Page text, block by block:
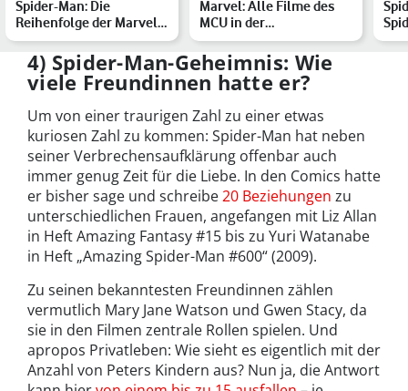
Spider-Man: Die
Reihenfolge der Marvel-
Filme mit Tom Holland
Marvel: Alle Filme des
MCU in der
chronologischen
Reihenfolge
4) Spider-Man-Geheimnis: Wie
viele Freundinnen hatte er?
Um von einer traurigen Zahl zu einer etwas
kuriosen Zahl zu kommen: Spider-Man hat neben
seiner Verbrechensaufklärung offenbar auch
immer genug Zeit für die Liebe. In den Comics hatte
er bisher sage und schreibe20 Beziehungen zu
unterschiedlichen Frauen, angefangen mit Liz Allan
in Heft Amazing Fantasy #15 bis zu Yuri Watanabe
in Heft „Amazing Spider-Man #600“ (2009).
Zu seinen bekanntesten Freundinnen zählen
vermutlich Mary Jane Watson und Gwen Stacy, da
sie in den Filmen zentrale Rollen spielen. Und
apropos Privatleben: Wie sieht es eigentlich mit der
Anzahl von Peters Kindern aus? Nun ja, die Antwort